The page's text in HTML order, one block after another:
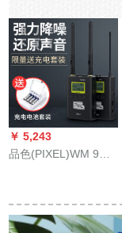
￥ 5,243
品色(PIXEL)WM 9小
ヤノニコンソニー一
眼レフテープテープ